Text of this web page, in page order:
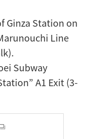
Ginza Station on
Line
Subway
A1 Exit (3-